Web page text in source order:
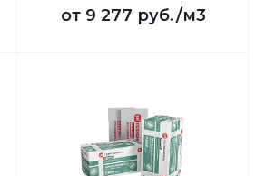
от 9 277 руб./м3